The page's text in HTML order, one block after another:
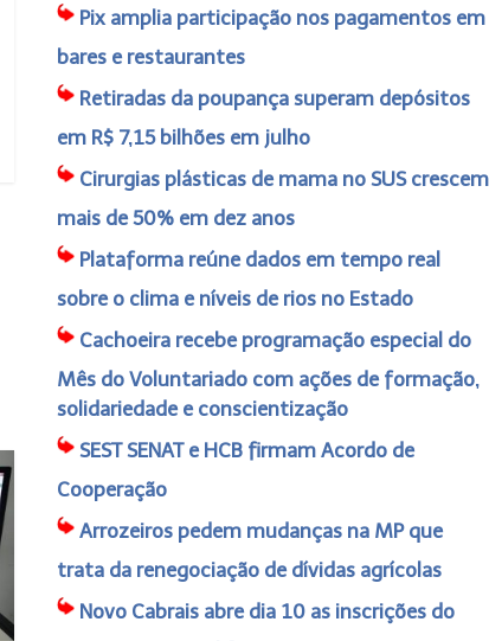
Pix amplia participação nos pagamentos em
bares e restaurantes
Retiradas da poupança superam depósitos
em R$ 7,15 bilhões em julho
Cirurgias plásticas de mama no SUS crescem
mais de 50% em dez anos
Plataforma reúne dados em tempo real
sobre o clima e níveis de rios no Estado
Cachoeira recebe programação especial do
Mês do Voluntariado com ações de formação,
solidariedade e conscientização
SEST SENAT e HCB firmam Acordo de
Cooperação
Arrozeiros pedem mudanças na MP que
trata da renegociação de dívidas agrícolas
Novo Cabrais abre dia 10 as inscrições do